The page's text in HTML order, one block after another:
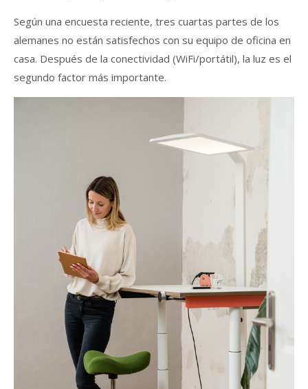
Según una encuesta reciente, tres cuartas partes de los
alemanes no están satisfechos con su equipo de oficina en
casa. Después de la conectividad (WiFi/portátil), la luz es el
segundo factor más importante.